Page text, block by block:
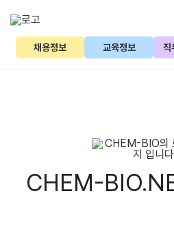
채용정보 교육정보 직
CHEM-